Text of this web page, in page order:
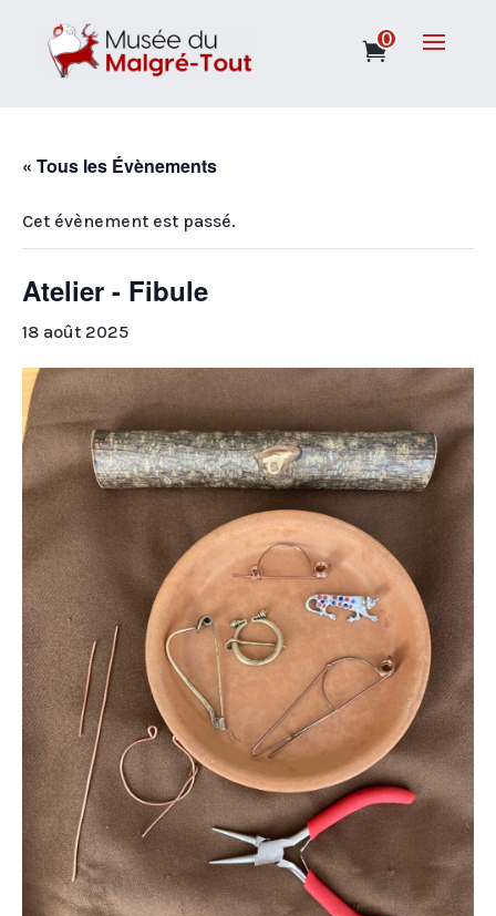
0
« Tous les Évènements
Cet évènement est passé.
Atelier - Fibule
18 août 2025